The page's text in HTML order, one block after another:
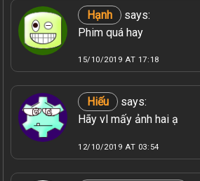
Hạnh
says:
Phim quá hay
15/10/2019 AT 17:18
Hiếu
says:
Hãy vl mấy ảnh hai ạ
12/10/2019 AT 03:54